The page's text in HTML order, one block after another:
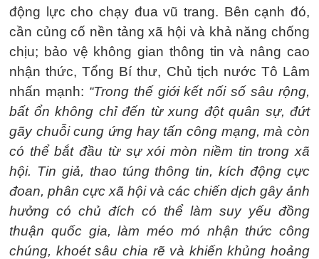
động lực cho chạy đua vũ trang. Bên cạnh đó,
cần củng cố nền tảng xã hội và khả năng chống
chịu; bảo vệ không gian thông tin và nâng cao
nhận thức, Tổng Bí thư, Chủ tịch nước Tô Lâm
nhấn mạnh: “Trong thế giới kết nối số sâu rộng,
bất ổn không chỉ đến từ xung đột quân sự, đứt
gãy chuỗi cung ứng hay tấn công mạng, mà còn
có thể bắt đầu từ sự xói mòn niềm tin trong xã
hội. Tin giả, thao túng thông tin, kích động cực
đoan, phân cực xã hội và các chiến dịch gây ảnh
hưởng có chủ đích có thể làm suy yếu đồng
thuận quốc gia, làm méo mó nhận thức công
chúng, khoét sâu chia rẽ và khiến khủng hoảng